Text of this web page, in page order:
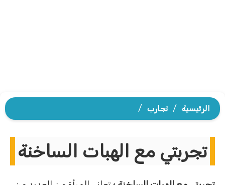
الرئيسية / تجارب /
تجربتي مع الهبات الساخنة